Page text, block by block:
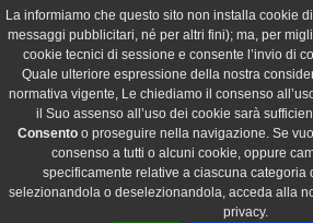
La informiamo che questo sito non installa cookie
messaggi pubblicitari, né per altri fini); ma, per
cookie tecnici di sessione e consente l’invio di
Quale ulteriore espressione della nostra
normativa vigente, Le chiediamo il consenso
il Suo assenso all’uso dei cookie sarà
Consento o proseguire nella navigazione. Se
consenso a tutti o alcuni cookie, oppure
specificamente relative a ciascuna categoria
selezionandola o deselezionandola, acceda alla
privacy.